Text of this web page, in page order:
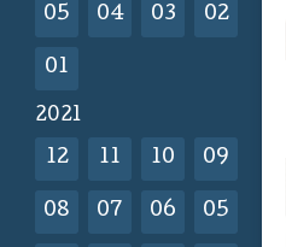
05 04 03 02
01
2021
12 11 10 09
08 07 06 05